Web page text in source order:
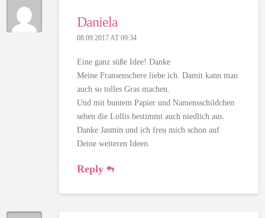
Daniela
08.09.2017 AT 09:34
Eine ganz süße Idee! Danke
Meine Fransenschere liebe ich. Damit kann man
auch so tolles Gras machen.
Und mit buntem Papier und Namensschildchen
sehen die Lollis bestimmt auch niedlich aus.
Danke Jasmin und ich freu mich schon auf
Deine weiteren Ideen.
Reply